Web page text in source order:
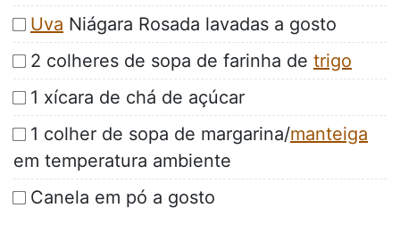
Uva Niágara Rosada lavadas a gosto
2 colheres de sopa de farinha de trigo
1 xícara de chá de açúcar
1 colher de sopa de margarina/manteiga
em temperatura ambiente
Canela em pó a gosto